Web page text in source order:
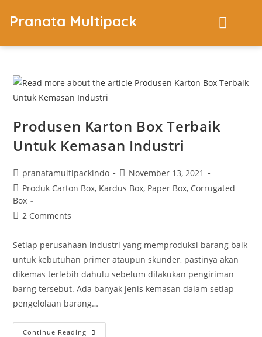
Pranata Multipack
Produsen Karton Box Terbaik
Untuk Kemasan Industri
pranatamultipackindo
November 13, 2021
Produk Carton Box, Kardus Box, Paper Box, Corrugated
Box
2 Comments
Setiap perusahaan industri yang memproduksi barang baik
untuk kebutuhan primer ataupun skunder, pastinya akan
dikemas terlebih dahulu sebelum dilakukan pengiriman
barng tersebut. Ada banyak jenis kemasan dalam setiap
pengelolaan barang…
Continue Reading